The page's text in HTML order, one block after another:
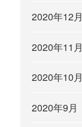
2020年12月
2020年11月
2020年10月
2020年9月